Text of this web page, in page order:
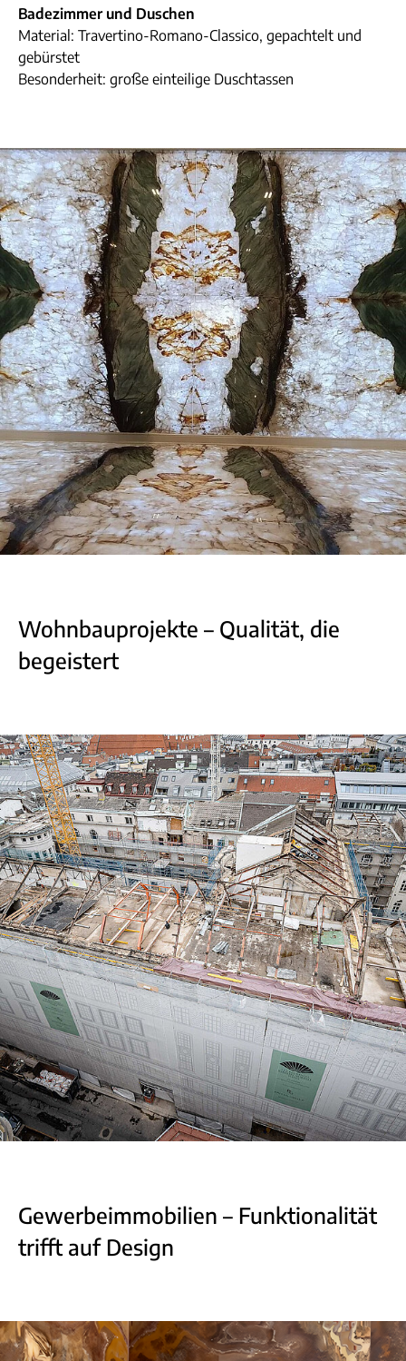
Badezimmer und Duschen
Material: Travertino-Romano-Classico, gepachtelt und
gebürstet
Besonderheit: große einteilige Duschtassen
Wohnbauprojekte – Qualität, die
begeistert
Gewerbeimmobilien – Funktionalität
trifft auf Design